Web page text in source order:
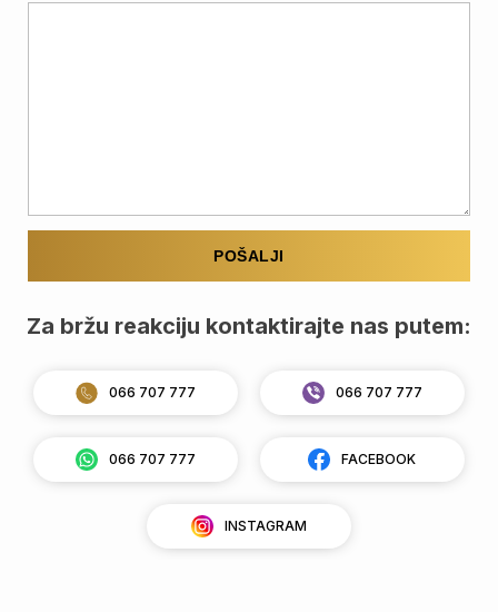
Za bržu reakciju kontaktirajte nas putem:
066 707 777 066 707 777
066 707 777 FACEBOOK
INSTAGRAM